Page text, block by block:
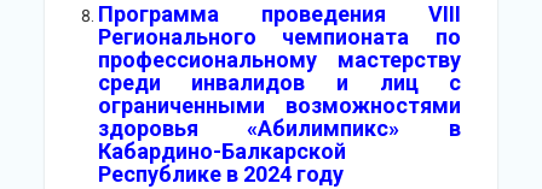
Программа проведения VIII
Регионального чемпионата по
профессиональному мастерству
среди инвалидов и лиц с
ограниченными возможностями
здоровья «Абилимпикс» в
Кабардино-Балкарской
Республике в 2024 году